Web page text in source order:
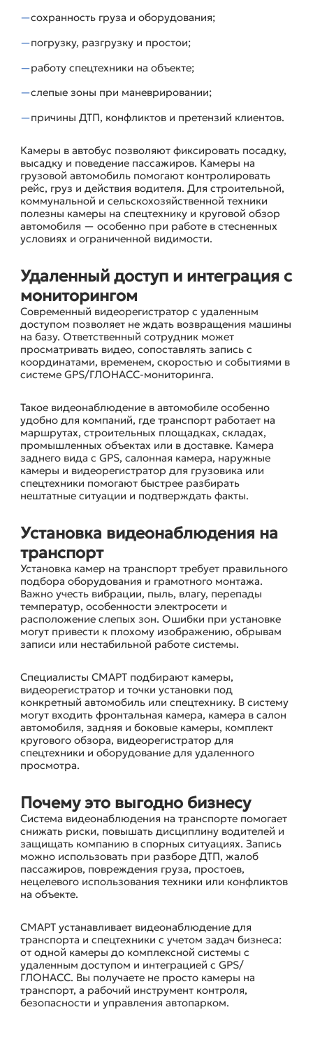
сохранность груза и оборудования;
погрузку, разгрузку и простои;
работу спецтехники на объекте;
слепые зоны при маневрировании;
причины ДТП, конфликтов и претензий клиентов.
Камеры в автобус позволяют фиксировать посадку,
высадку и поведение пассажиров. Камеры на
грузовой автомобиль помогают контролировать
рейс, груз и действия водителя. Для строительной,
коммунальной и сельскохозяйственной техники
полезны камеры на спецтехнику и круговой обзор
автомобиля — особенно при работе в стесненных
условиях и ограниченной видимости.
Удаленный доступ и интеграция с
мониторингом
Современный видеорегистратор с удаленным
доступом позволяет не ждать возвращения машины
на базу. Ответственный сотрудник может
просматривать видео, сопоставлять запись с
координатами, временем, скоростью и событиями в
системе GPS/ГЛОНАСС-мониторинга.
Такое видеонаблюдение в автомобиле особенно
удобно для компаний, где транспорт работает на
маршрутах, строительных площадках, складах,
промышленных объектах или в доставке. Камера
заднего вида с GPS, салонная камера, наружные
камеры и видеорегистратор для грузовика или
спецтехники помогают быстрее разбирать
нештатные ситуации и подтверждать факты.
Установка видеонаблюдения на
транспорт
Установка камер на транспорт требует правильного
подбора оборудования и грамотного монтажа.
Важно учесть вибрации, пыль, влагу, перепады
температур, особенности электросети и
расположение слепых зон. Ошибки при установке
могут привести к плохому изображению, обрывам
записи или нестабильной работе системы.
Специалисты СМАРТ подбирают камеры,
видеорегистратор и точки установки под
конкретный автомобиль или спецтехнику. В систему
могут входить фронтальная камера, камера в салон
автомобиля, задняя и боковые камеры, комплект
кругового обзора, видеорегистратор для
спецтехники и оборудование для удаленного
просмотра.
Почему это выгодно бизнесу
Система видеонаблюдения на транспорте помогает
снижать риски, повышать дисциплину водителей и
защищать компанию в спорных ситуациях. Запись
можно использовать при разборе ДТП, жалоб
пассажиров, повреждения груза, простоев,
нецелевого использования техники или конфликтов
на объекте.
СМАРТ устанавливает видеонаблюдение для
транспорта и спецтехники с учетом задач бизнеса:
от одной камеры до комплексной системы с
удаленным доступом и интеграцией с GPS/
ГЛОНАСС. Вы получаете не просто камеры на
транспорт, а рабочий инструмент контроля,
безопасности и управления автопарком.